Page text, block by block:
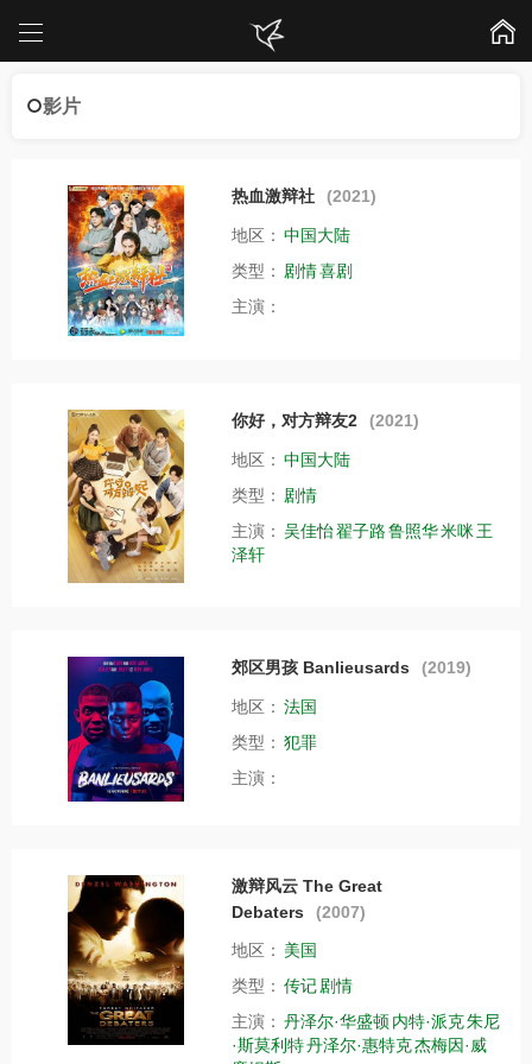
影片
热血激辩社 (2021)
地区： 中国大陆
类型： 剧情喜剧
主演：
你好，对方辩友2 (2021)
地区： 中国大陆
类型： 剧情
主演： 吴佳怡翟子路鲁照华米咪 王
泽轩
郊区男孩 Banlieusards (2019)
地区： 法国
类型： 犯罪
主演：
激辩风云 The Great
Debaters
(2007)
地区： 美国
类型： 传记剧情
主演： 丹泽尔·华盛顿内特·派克朱尼
·斯莫利特丹泽尔·惠特克杰梅因·威